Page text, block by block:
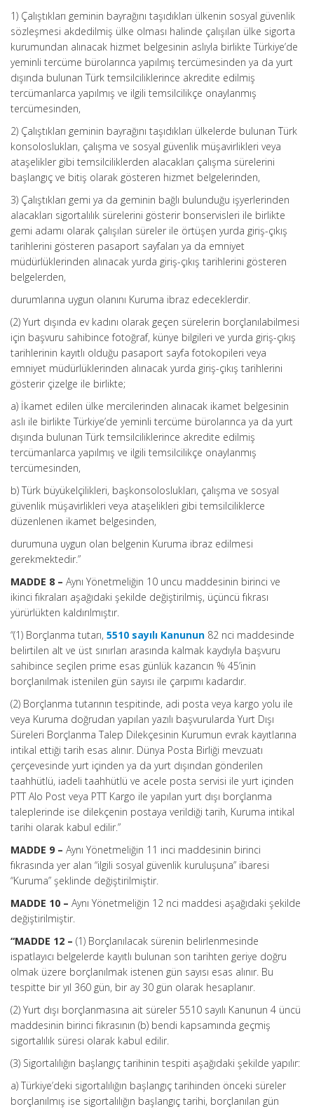
1) Çalıştıkları geminin bayrağını taşıdıkları ülkenin sosyal güvenlik
sözleşmesi akdedilmiş ülke olması halinde çalışılan ülke sigorta
kurumundan alınacak hizmet belgesinin aslıyla birlikte Türkiye’de
yeminli tercüme bürolarınca yapılmış tercümesinden ya da yurt
dışında bulunan Türk temsilciliklerince akredite edilmiş
tercümanlarca yapılmış ve ilgili temsilcilikçe onaylanmış
tercümesinden,
2) Çalıştıkları geminin bayrağını taşıdıkları ülkelerde bulunan Türk
konsoloslukları, çalışma ve sosyal güvenlik müşavirlikleri veya
ataşelikler gibi temsilciliklerden alacakları çalışma sürelerini
başlangıç ve bitiş olarak gösteren hizmet belgelerinden,
3) Çalıştıkları gemi ya da geminin bağlı bulunduğu işyerlerinden
alacakları sigortalılık sürelerini gösterir bonservisleri ile birlikte
gemi adamı olarak çalışılan süreler ile örtüşen yurda giriş-çıkış
tarihlerini gösteren pasaport sayfaları ya da emniyet
müdürlüklerinden alınacak yurda giriş-çıkış tarihlerini gösteren
belgelerden,
durumlarına uygun olanını Kuruma ibraz edeceklerdir.
(2) Yurt dışında ev kadını olarak geçen sürelerin borçlanılabilmesi
için başvuru sahibince fotoğraf, künye bilgileri ve yurda giriş-çıkış
tarihlerinin kayıtlı olduğu pasaport sayfa fotokopileri veya
emniyet müdürlüklerinden alınacak yurda giriş-çıkış tarihlerini
gösterir çizelge ile birlikte;
a) İkamet edilen ülke mercilerinden alınacak ikamet belgesinin
aslı ile birlikte Türkiye’de yeminli tercüme bürolarınca ya da yurt
dışında bulunan Türk temsilciliklerince akredite edilmiş
tercümanlarca yapılmış ve ilgili temsilcilikçe onaylanmış
tercümesinden,
b) Türk büyükelçilikleri, başkonsoloslukları, çalışma ve sosyal
güvenlik müşavirlikleri veya ataşelikleri gibi temsilciliklerce
düzenlenen ikamet belgesinden,
durumuna uygun olan belgenin Kuruma ibraz edilmesi
gerekmektedir.”
MADDE 8 – Aynı Yönetmeliğin 10 uncu maddesinin birinci ve
ikinci fıkraları aşağıdaki şekilde değiştirilmiş, üçüncü fıkrası
yürürlükten kaldırılmıştır.
“(1) Borçlanma tutarı, 5510 sayılı Kanunun 82 nci maddesinde
belirtilen alt ve üst sınırları arasında kalmak kaydıyla başvuru
sahibince seçilen prime esas günlük kazancın % 45’inin
borçlanılmak istenilen gün sayısı ile çarpımı kadardır.
(2) Borçlanma tutarının tespitinde, adi posta veya kargo yolu ile
veya Kuruma doğrudan yapılan yazılı başvurularda Yurt Dışı
Süreleri Borçlanma Talep Dilekçesinin Kurumun evrak kayıtlarına
intikal ettiği tarih esas alınır. Dünya Posta Birliği mevzuatı
çerçevesinde yurt içinden ya da yurt dışından gönderilen
taahhütlü, iadeli taahhütlü ve acele posta servisi ile yurt içinden
PTT Alo Post veya PTT Kargo ile yapılan yurt dışı borçlanma
taleplerinde ise dilekçenin postaya verildiği tarih, Kuruma intikal
tarihi olarak kabul edilir.”
MADDE 9 – Aynı Yönetmeliğin 11 inci maddesinin birinci
fıkrasında yer alan “ilgili sosyal güvenlik kuruluşuna” ibaresi
“Kuruma” şeklinde değiştirilmiştir.
MADDE 10 – Aynı Yönetmeliğin 12 nci maddesi aşağıdaki şekilde
değiştirilmiştir.
“MADDE 12 – (1) Borçlanılacak sürenin belirlenmesinde
ispatlayıcı belgelerde kayıtlı bulunan son tarihten geriye doğru
olmak üzere borçlanılmak istenen gün sayısı esas alınır. Bu
tespitte bir yıl 360 gün, bir ay 30 gün olarak hesaplanır.
(2) Yurt dışı borçlanmasına ait süreler 5510 sayılı Kanunun 4 üncü
maddesinin birinci fıkrasının (b) bendi kapsamında geçmiş
sigortalılık süresi olarak kabul edilir.
(3) Sigortalılığın başlangıç tarihinin tespiti aşağıdaki şekilde yapılır:
a) Türkiye’deki sigortalılığın başlangıç tarihinden önceki süreler
borçlanılmış ise sigortalılığın başlangıç tarihi, borçlanılan gün